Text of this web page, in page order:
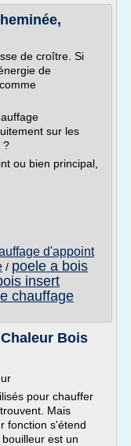
de croître. Si
de
sur les
?
ou bien principal,
d'appoint
/ poele a bois
insert
chauffage
Bois
pour chauffer
Mais
fonction s'étend
est un